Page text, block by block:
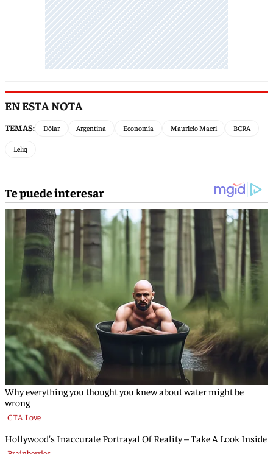
EN ESTA NOTA
TEMAS: Dólar Argentina Economía Mauricio Macri BCRA
Leliq